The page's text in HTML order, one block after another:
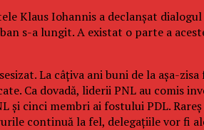
Klaus Iohannis a declanșat dialogul
s-a lungit. A existat o parte a
La câțiva ani buni de la așa-
Ca dovadă, liderii PNL au comis
cinci membri ai fostului PDL.
continuă la fel, delegațiile vor fi